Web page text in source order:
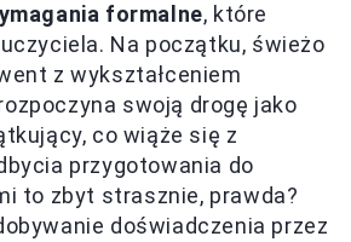
formalne, które
Na początku, świeżo
z wykształceniem
swoją drogę jako
co wiąże się z
przygotowania do
to zbyt strasznie, prawda?
doświadczenia przez